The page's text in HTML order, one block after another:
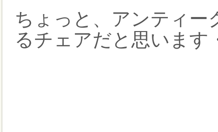
ちょっと、アンティー
るチェアだと思います